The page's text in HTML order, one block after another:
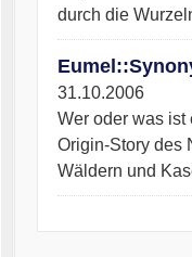
durch die
31.10.2006
Wer oder was
Origin-Story des
Wäldern und